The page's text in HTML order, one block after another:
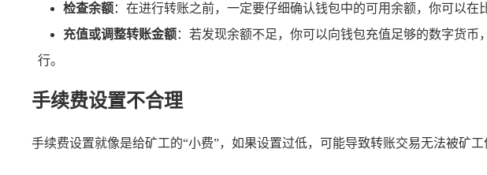
检查余额：在进行转账之前，一定要仔细确认钱包中的可用余额，你可以
充值或调整转账金额：若发现余额不足，你可以向钱包充值足够的数字货
行。
手续费设置不合理
手续费设置就像是给矿工的“小费”，如果设置过低，可能导致转账交易无法被矿